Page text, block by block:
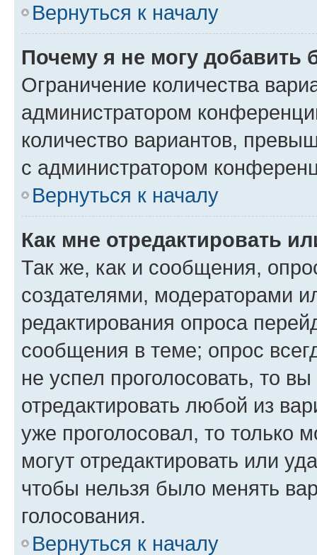
Вернуться к началу
Почему я не могу добавить
Ограничение количества
администратором
количество вариантов,
с администратором
Вернуться к началу
Как мне отредактировать
Так же, как и сообщения,
создателями, модераторами
редактирования опроса
сообщения в теме; опрос
не успел проголосовать, то
отредактировать любой из
уже проголосовал, то только
могут отредактировать или
чтобы нельзя было менять
голосования.
Вернуться к началу